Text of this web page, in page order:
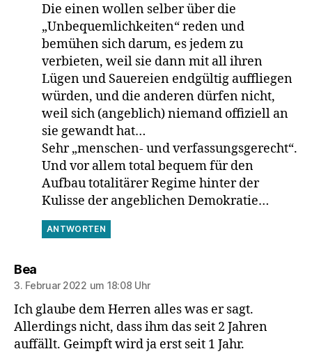
Die einen wollen selber über die
„Unbequemlichkeiten“ reden und
bemühen sich darum, es jedem zu
verbieten, weil sie dann mit all ihren
Lügen und Sauereien endgültig auffliegen
würden, und die anderen dürfen nicht,
weil sich (angeblich) niemand offiziell an
sie gewandt hat…
Sehr „menschen- und verfassungsgerecht“.
Und vor allem total bequem für den
Aufbau totalitärer Regime hinter der
Kulisse der angeblichen Demokratie…
ANTWORTEN
Beasagt:
3. Februar 2022 um 18:08 Uhr
Ich glaube dem Herren alles was er sagt.
Allerdings nicht, dass ihm das seit 2 Jahren
auffällt. Geimpft wird ja erst seit 1 Jahr.